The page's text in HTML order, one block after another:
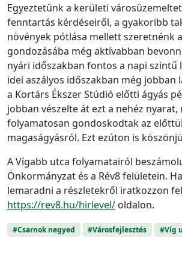
Egyeztetünk a kerületi
fenntartás kérdéseiről, a gyakoribb
növények pótlása mellett szeretnénk
gondozásába még aktívabban
nyári időszakban fontos a napi szintű
idei aszályos időszakban még jobban
a Kortárs Ékszer Stúdió előtti ágyás
jobban vészelte át ezt a nehéz
folyamatosan gondoskodtak az
magaságyásról. Ezt ezúton is
A Vígabb utca folyamatairól
Önkormányzat és a Rév8 felületein.
lemaradni a részletekről iratkozzon
https://rev8.hu/hirlevel/ oldalon.
#Csarnok negyed #Városfejlesztés #Víg